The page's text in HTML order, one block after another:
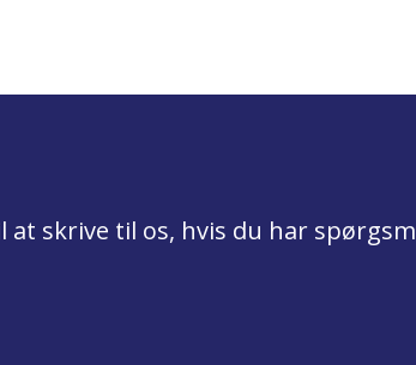
at skrive til os, hvis du har